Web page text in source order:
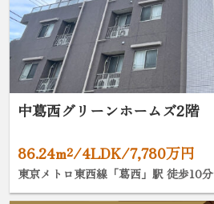
中葛西グリーンホームズ2階
86.24m²/4LDK/7,780万円
東京メトロ東西線「葛西」駅 徒歩10分